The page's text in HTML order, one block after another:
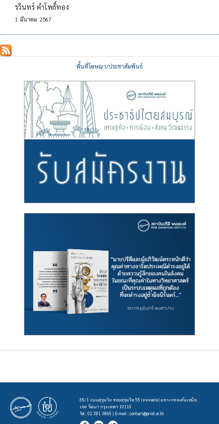
รวินทร์ คำโพธิ์ทอง
1 มีนาคม 2567
พื้นที่โฆษณา/ประชาสัมพันธ์
65/1 ถนนสุขุมวิท ซอยสุขุมวิท 55 (ทองหล่อ) แขวง คลองตันเหนือ
เขต วัฒนา กรุงเทพฯ 10110
Tel : 02 381 3860 | E-mail :contact@pridi.or.th